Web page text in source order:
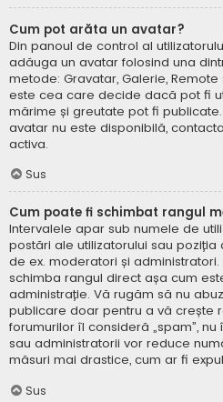
Cum pot arăta un avatar?
Din panoul de control al
adăuga un avatar folosind una
metode: Gravatar, Galerie,
este cea care decide dacă pot fi
mărime și greutate pot fi
avatar nu este disponibilă,
activa.
Sus
Cum poate fi schimbat rangul
Intervalele apar sub numele de
postări ale utilizatorului sau
de ex. moderatori și
schimba rangul direct așa cum
administrație. Vă rugăm să nu
publicare doar pentru a vă crește
forumurilor îl consideră „spam”,
sau administratorii vor reduce
măsuri mai drastice, cum ar fi
Sus